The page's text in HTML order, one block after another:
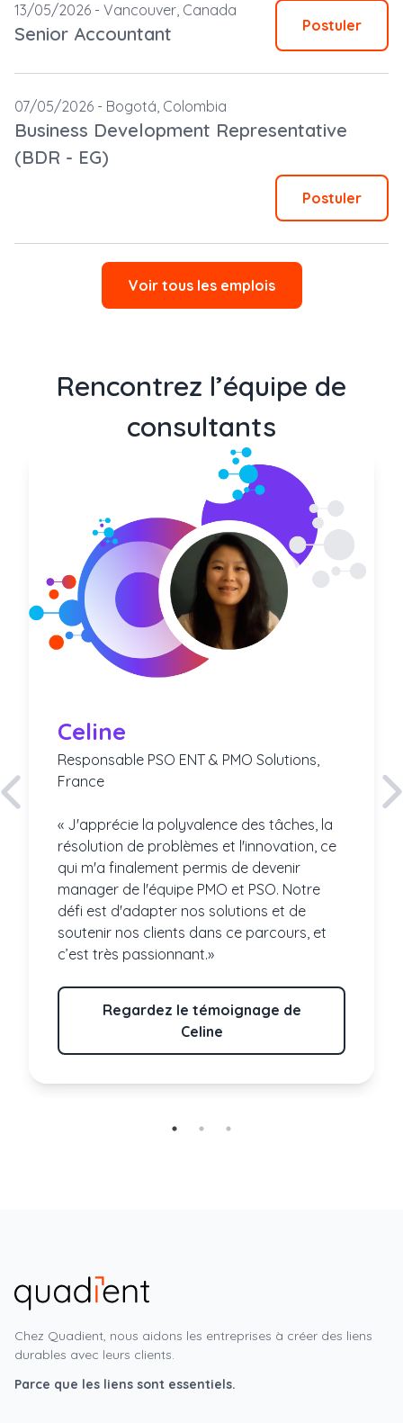
13/05/2026 - Vancouver, Canada
Senior Accountant Postuler
07/05/2026 - Bogotá, Colombia
Business Development Representative
(BDR - EG)
Postuler
Voir tous les emplois
Rencontrez l’équipe de
consultants
Celine
Responsable PSO ENT & PMO Solutions,
France
« J'apprécie la polyvalence des tâches, la
résolution de problèmes et l'innovation, ce
qui m'a finalement permis de devenir
manager de l'équipe PMO et PSO. Notre
défi est d'adapter nos solutions et de
soutenir nos clients dans ce parcours, et
c’est très passionnant.»
Regardez le témoignage de
Celine
Chez Quadient, nous aidons les entreprises à créer des liens
durables avec leurs clients.
Parce que les liens sont essentiels.